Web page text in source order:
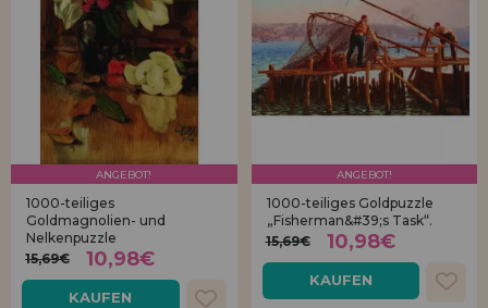
ANGEBOT!
1000-teiliges
Goldmagnolien- und
Nelkenpuzzle
15,69€
10,98€
KAUFEN
ANGEBOT!
1000-teiliges Goldpuzzle
„Fisherman&#39;s Task“.
15,69€
10,98€
KAUFEN